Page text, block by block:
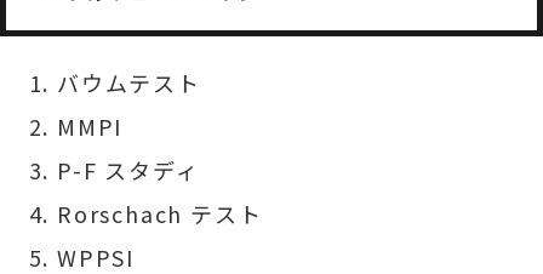
バウムテスト
MMPI
P-F スタディ
Rorschach テスト
WPPSI